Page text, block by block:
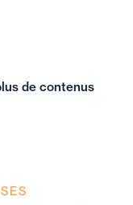
de contenus